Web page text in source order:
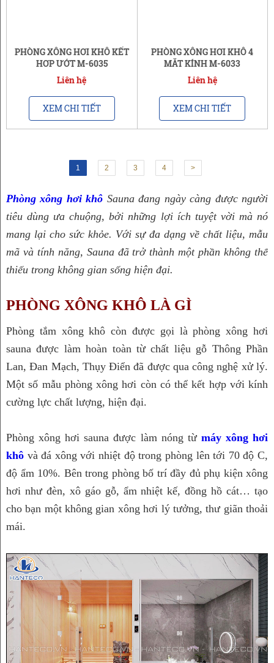
PHÒNG XÔNG HƠI KHÔ KẾT
HỢP ƯỚT M-6035
Liên hệ
XEM CHI TIẾT
PHÒNG XÔNG HƠI KHÔ 4
MẶT KÍNH M-6033
Liên hệ
XEM CHI TIẾT
1 2 3 4 >
Phòng xông hơi khô Sauna đang ngày càng được người
tiêu dùng ưa chuộng, bởi những lợi ích tuyệt vời mà nó
mang lại cho sức khỏe. Với sự đa dạng về chất liệu, mẫu
mã và tính năng, Sauna đã trở thành một phần không thể
thiếu trong không gian sống hiện đại.
PHÒNG XÔNG KHÔ LÀ GÌ
Phòng tắm xông khô còn được gọi là phòng xông hơi
sauna được làm hoàn toàn từ chất liệu gỗ Thông Phần
Lan, Đan Mạch, Thụy Điển đã được qua công nghệ xử lý.
Một số mẫu phòng xông hơi còn có thể kết hợp với kính
cường lực chất lượng, hiện đại.
Phòng xông hơi sauna được làm nóng từ máy xông hơi
khô và đá xông với nhiệt độ trong phòng lên tới 70 độ C,
độ ẩm 10%. Bên trong phòng bố trí đầy đủ phụ kiện xông
hơi như đèn, xô gáo gỗ, ẩm nhiệt kế, đồng hồ cát… tạo
cho bạn một không gian xông hơi lý tưởng, thư giãn thoải
mái.